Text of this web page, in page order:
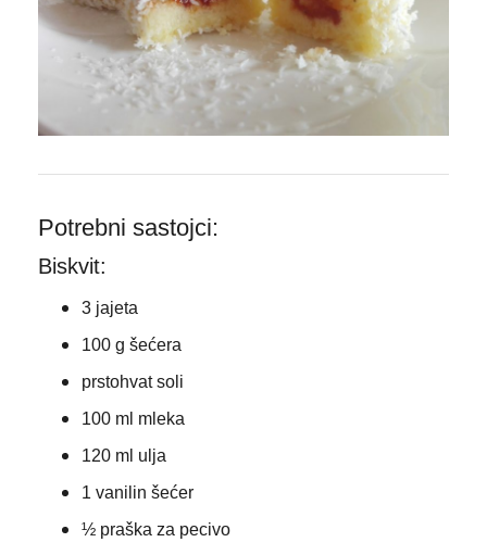
Potrebni sastojci:
Biskvit:
3 jajeta
100 g šećera
prstohvat soli
100 ml mleka
120 ml ulja
1 vanilin šećer
½ praška za pecivo